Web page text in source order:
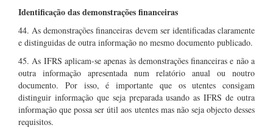
Identificação das demonstrações financeiras
44. As demonstrações financeiras devem ser identificadas claramente
e distinguidas de outra informação no mesmo documento publicado.
45. As IFRS aplicam-se apenas às demonstrações financeiras e não a
outra informação apresentada num relatório anual ou noutro
documento. Por isso, é importante que os utentes consigam
distinguir informação que seja preparada usando as IFRS de outra
informação que possa ser útil aos utentes mas não seja objecto desses
requisitos.